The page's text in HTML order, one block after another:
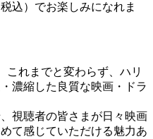
込）でお楽しみになれま
これまでと変わらず、ハリ
濃縮した良質な映画・ドラ
視聴者の皆さまが日々映画
て感じていただける魅力あ